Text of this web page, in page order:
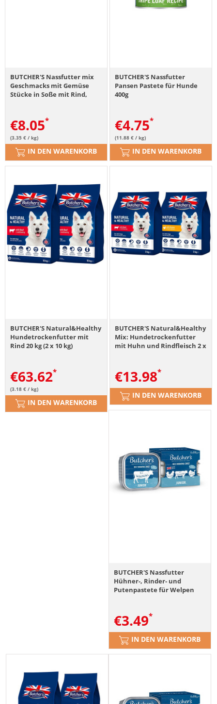
BUTCHER'S Nassfutter mix
Geschmacks mit Gemüse
Stücke in Soße mit Rind,
€8.05
(3.35 € / kg)
IN DEN WARENKORB
BUTCHER'S Nassfutter
Pansen Pastete für Hunde
400g
€4.75
(11.88 € / kg)
IN DEN WARENKORB
BUTCHER'S Natural&Healthy
Hundetrockenfutter mit
Rind 20 kg (2 x 10 kg)
€63.62
(3.18 € / kg)
IN DEN WARENKORB
BUTCHER'S Natural&Healthy
Mix: Hundetrockenfutter
mit Huhn und Rindfleisch 2 x
€13.98
IN DEN WARENKORB
BUTCHER'S Nassfutter
Hühner-, Rinder- und
Putenpastete für Welpen
€3.49
IN DEN WARENKORB